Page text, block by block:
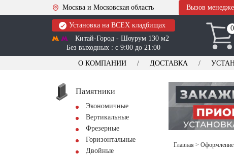
Москва и Московская область Вызов
Установка на ВСЕХ кладбищах
Китай-Город - Шоурум 130 м2
Без выходных : с 9:00 до 21:00
0
0
О КОМПАНИИ ДОСТАВКА
Памятники
Экономичные
Вертикальные
Фрезерные
Горизонтальные
Двойные
Главная > Оформление